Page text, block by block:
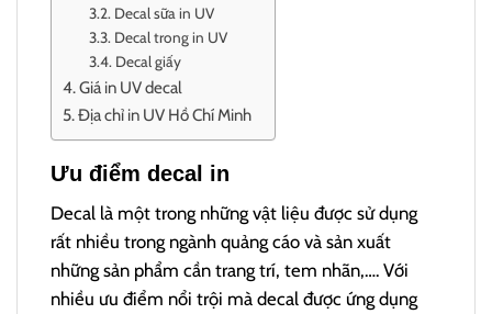
Decal sữa in UV
Decal trong in UV
Decal giấy
Giá in UV decal
Địa chỉ in UV Hồ Chí Minh
Ưu điểm decal in
Decal là một trong những vật liệu được sử dụng
rất nhiều trong ngành quảng cáo và sản xuất
những sản phẩm cần trang trí, tem nhãn,…. Với
nhiều ưu điểm nổi trội mà decal được ứng dụng